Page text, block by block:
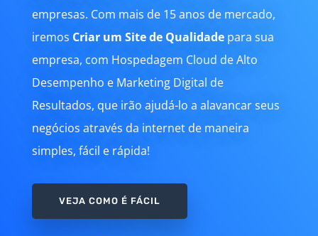
empresas. Com mais de 15 anos de mercado,
iremos Criar um Site de Qualidadepara sua
empresa, com Hospedagem Cloud de Alto
Desempenho e Marketing Digital de
Resultados, que irão ajudá-lo a alavancar seus
negócios através da internet de maneira
simples, fácil e rápida!
VEJA COMO É FÁCIL